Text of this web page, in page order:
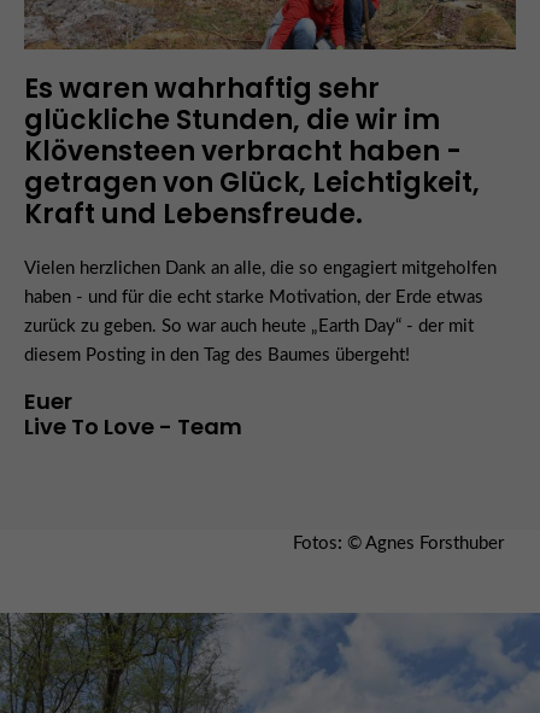
Es waren wahrhaftig sehr
glückliche Stunden, die wir im
Klövensteen verbracht haben -
getragen von Glück, Leichtigkeit,
Kraft und Lebensfreude.
Vielen herzlichen Dank an alle, die so engagiert mitgeholfen
haben - und für die echt starke Motivation, der Erde etwas
zurück zu geben. So war auch heute „Earth Day“ - der mit
diesem Posting in den Tag des Baumes übergeht!
Euer
Live To Love - Team
Fotos: © Agnes Forsthuber